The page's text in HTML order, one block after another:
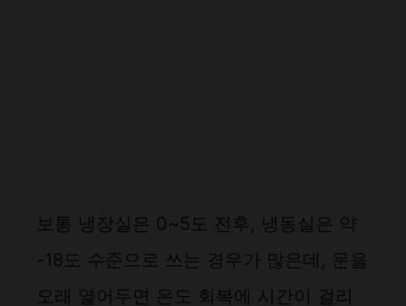
보통 냉장실은 0~5도 전후, 냉동실은 약
-18도 수준으로 쓰는 경우가 많은데, 문을
오래 열어두면 온도 회복에 시간이 걸리